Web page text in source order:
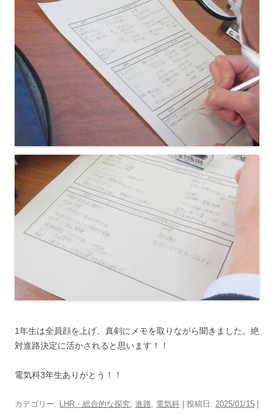
1年生は全員顔を上げ、真剣にメモを取りながら聞きました。絶
対進路決定に活かされると思います！！
電気科3年生ありがとう！！
カテゴリー: LHR・総合的な探究, 進路, 電気科 | 投稿日: 2025/01/15